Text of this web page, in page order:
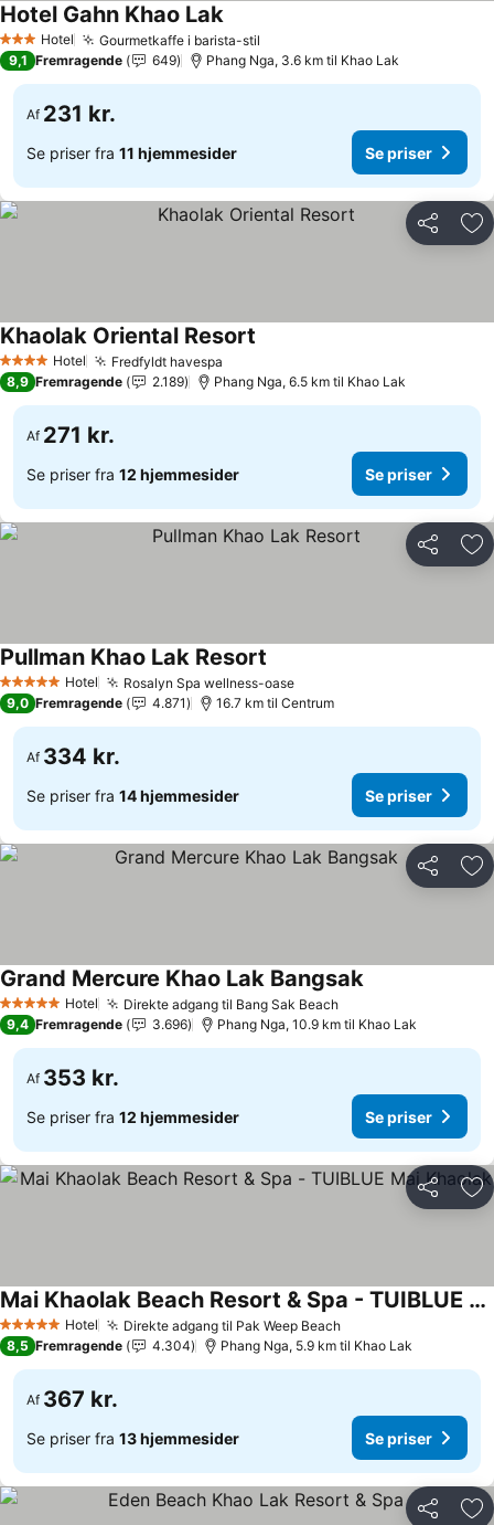
3 StjernerHotel Gourmetkaffe i barista-stil
Hotel Gahn Khao Lak
9,1 Fremragende 649 Phang Nga, 3.6 km til Khao Lak
Af 231 kr.
Se priser fra 11 hjemmesider Se priser
Del
4 StjernerHotel Fredfyldt havespa
Khaolak Oriental Resort
8,9 Fremragende 2.189 Phang Nga, 6.5 km til Khao Lak
Af 271 kr.
Se priser fra 12 hjemmesider Se priser
Del
5 Stjerner Hotel Rosalyn Spa wellness-oase
Pullman Khao Lak Resort
9,0 Fremragende 4.871 16.7 km til Centrum
Af 334 kr.
Se priser fra 14 hjemmesider Se priser
Del
5 Stjerner Hotel Direkte adgang til Bang Sak Beach
Grand Mercure Khao Lak Bangsak
9,4 Fremragende 3.696 Phang Nga, 10.9 km til Khao Lak
Af 353 kr.
Se priser fra 12 hjemmesider Se priser
Del
5 Stjerner Hotel Direkte adgang til Pak Weep Beach
Mai Khaolak Beach Resort & Spa - TUIBLUE Mai Khaolak
8,5 Fremragende 4.304 Phang Nga, 5.9 km til Khao Lak
Af 367 kr.
Se priser fra 13 hjemmesider Se priser
Del